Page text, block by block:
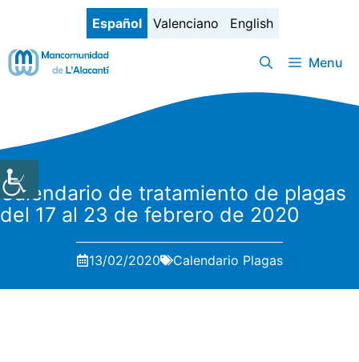
contenido
Español Valenciano English
Menu
Calendario de tratamiento de plagas
del 17 al 23 de febrero de 2020
13/02/2020 Calendario Plagas